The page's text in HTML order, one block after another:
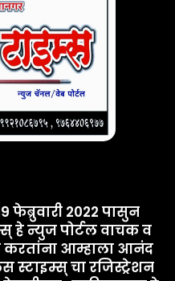
2022 पासुन
हे न्युज पोर्टल वाचक व
करतांना आम्हाला आनंद
चा रजिस्ट्रेशन